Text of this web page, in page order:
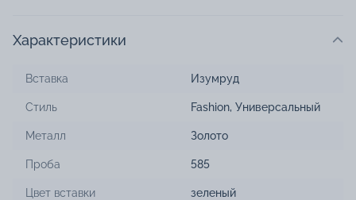
Характеристики
Вставка Изумруд
Стиль Fashion, Универсальный
Металл Золото
Проба 585
Цвет вставки зеленый